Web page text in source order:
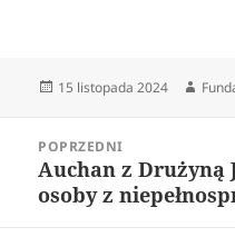
Data
15 listopada 2024 Autor
wpisuPOPRZEDNI
Poprzedni
wpis:
Auchan z Drużyną
osoby z